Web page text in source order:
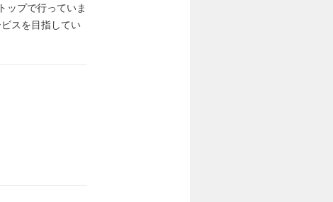
ップで行っていま
スを目指してい